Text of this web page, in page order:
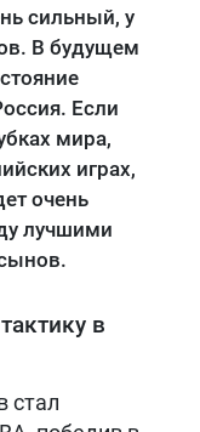
сильный, у
В будущем
Если
мира,
играх,
очень
лучшими
в
стал